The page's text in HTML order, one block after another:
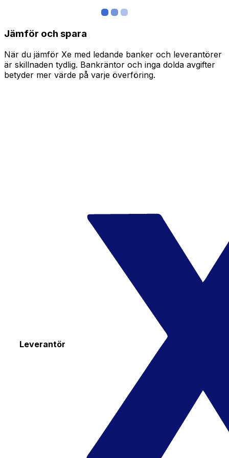
Jämför och spara
När du jämför Xe med ledande banker och leverantörer
är skillnaden tydlig. Bankräntor och inga dolda avgifter
betyder mer värde på varje överföring.
Leverantör